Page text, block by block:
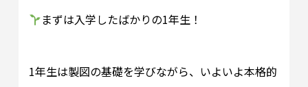
まずは入学したばかりの1年生！
1年生は製図の基礎を学びながら、いよいよ本格的